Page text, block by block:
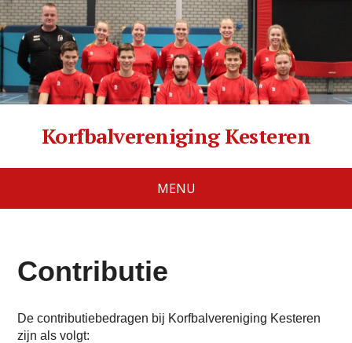
Korfbalvereniging Kesteren
MENU
Contributie
De contributiebedragen bij Korfbalvereniging Kesteren
zijn als volgt: